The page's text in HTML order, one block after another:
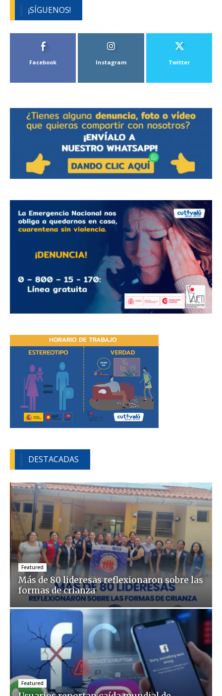
¡SÍGUENOS!
DESTACADAS
Featured
Más de 80 lideresas reflexionaron sobre las
formas de crianza
Featured